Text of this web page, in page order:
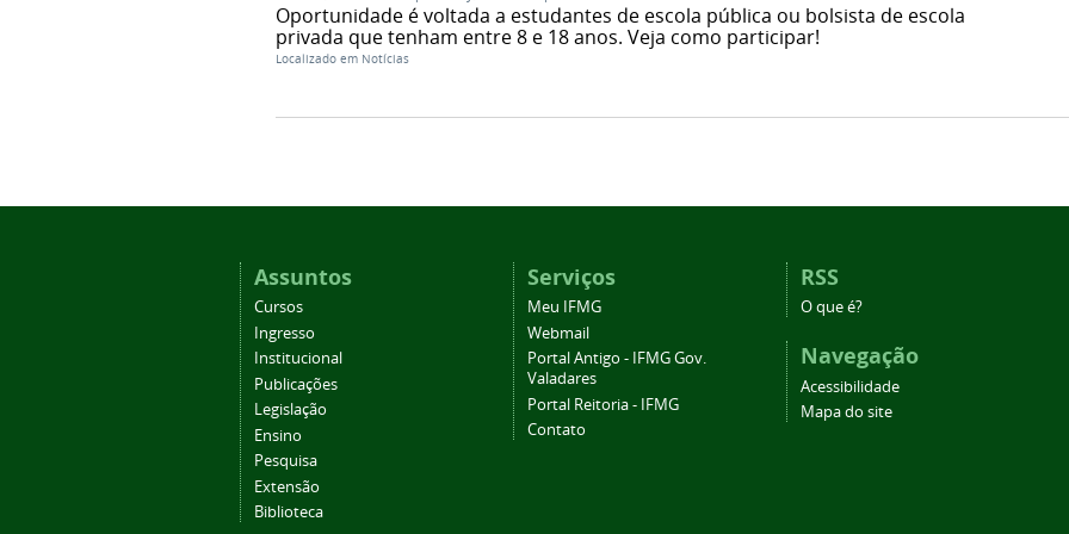
Oportunidade é voltada a estudantes de escola pública ou bolsista de escola
privada que tenham entre 8 e 18 anos. Veja como participar!
Localizado em Notícias
Assuntos
Cursos
Ingresso
Institucional
Publicações
Legislação
Ensino
Pesquisa
Extensão
Biblioteca
Serviços
Meu IFMG
Webmail
Portal Antigo - IFMG Gov.
Valadares
Portal Reitoria - IFMG
Contato
RSS
O que é?
Navegação
Acessibilidade
Mapa do site